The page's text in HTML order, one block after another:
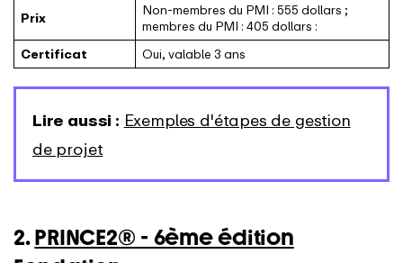
Prix
Non-membres du PMI : 555 dollars ;
membres du PMI : 405 dollars :
Certificat
Oui, valable 3 ans
Lire aussi : Exemples d'étapes de gestion
de projet
2.PRINCE2® - 6ème édition